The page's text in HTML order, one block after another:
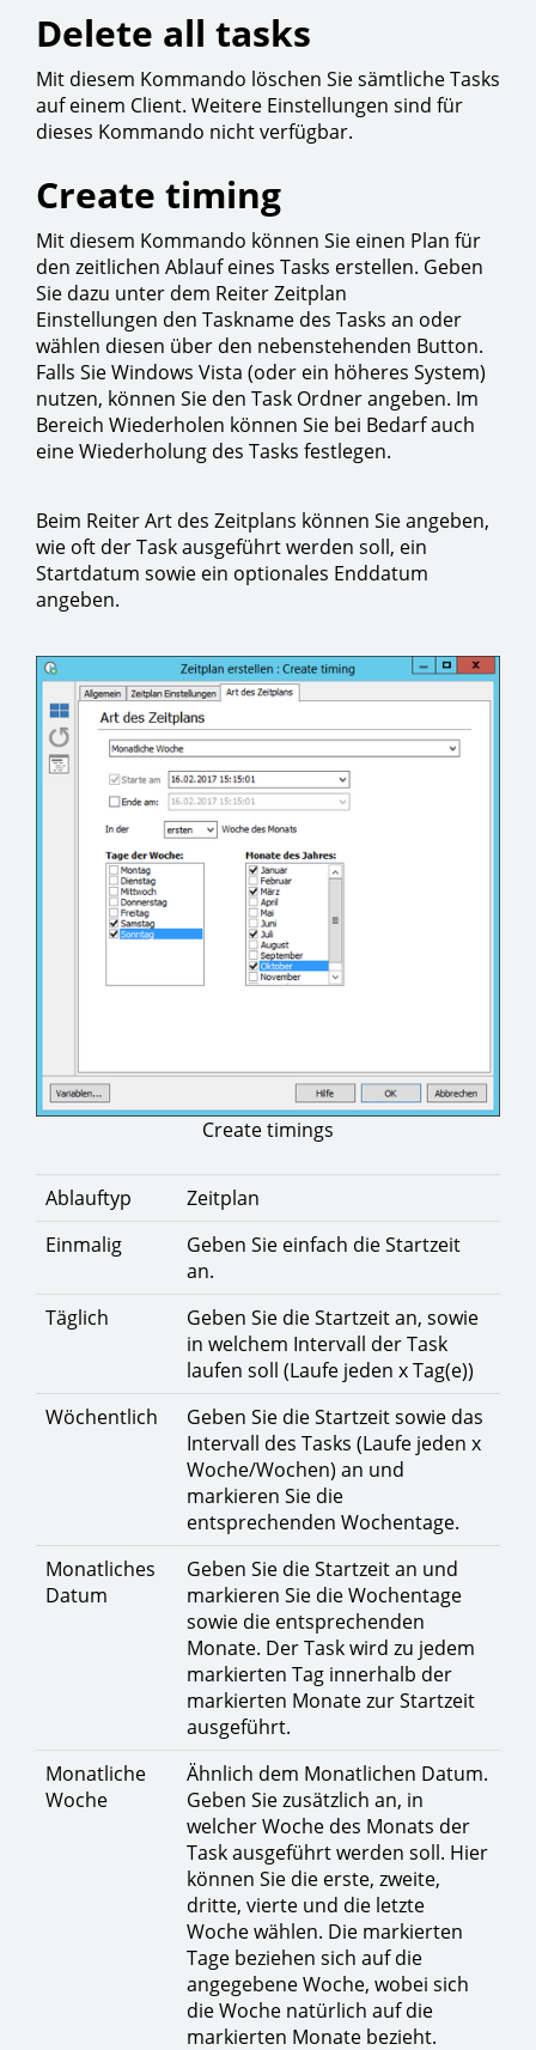
Delete all tasks
Mit diesem Kommando löschen Sie sämtliche Tasks
auf einem Client. Weitere Einstellungen sind für
dieses Kommando nicht verfügbar.
Create timing
Mit diesem Kommando können Sie einen Plan für
den zeitlichen Ablauf eines Tasks erstellen. Geben
Sie dazu unter dem Reiter Zeitplan
Einstellungen den Taskname des Tasks an oder
wählen diesen über den nebenstehenden Button.
Falls Sie Windows Vista (oder ein höheres System)
nutzen, können Sie den Task Ordner angeben. Im
Bereich Wiederholen können Sie bei Bedarf auch
eine Wiederholung des Tasks festlegen.
Beim Reiter Art des Zeitplans können Sie angeben,
wie oft der Task ausgeführt werden soll, ein
Startdatum sowie ein optionales Enddatum
angeben.
Create timings
Ablauftyp
Zeitplan
Einmalig
Geben Sie einfach die Startzeit
an.
Täglich
Geben Sie die Startzeit an, sowie
in welchem Intervall der Task
laufen soll (Laufe jeden x Tag(e))
Wöchentlich
Geben Sie die Startzeit sowie das
Intervall des Tasks (Laufe jeden x
Woche/Wochen) an und
markieren Sie die
entsprechenden Wochentage.
Monatliches
Datum
Geben Sie die Startzeit an und
markieren Sie die Wochentage
sowie die entsprechenden
Monate. Der Task wird zu jedem
markierten Tag innerhalb der
markierten Monate zur Startzeit
ausgeführt.
Monatliche
Woche
Ähnlich dem Monatlichen Datum.
Geben Sie zusätzlich an, in
welcher Woche des Monats der
Task ausgeführt werden soll. Hier
können Sie die erste, zweite,
dritte, vierte und die letzte
Woche wählen. Die markierten
Tage beziehen sich auf die
angegebene Woche, wobei sich
die Woche natürlich auf die
markierten Monate bezieht.